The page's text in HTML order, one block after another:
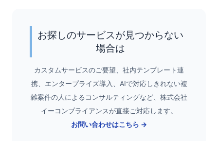
お探しのサービスが見つからない
場合は
カスタムサービスのご要望、社内テンプレート連
携、エンタープライズ導入、AIで対応しきれない複
雑案件の人によるコンサルティングなど、株式会社
イーコンプライアンスが直接ご対応します。
お問い合わせはこちら →